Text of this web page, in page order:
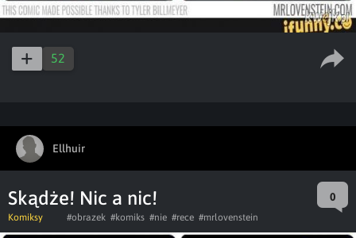
52
Ellhuir
Skądże! Nic a nic! 0
Komiksy #obrazek #komiks #nie #rece #mrlovenstein